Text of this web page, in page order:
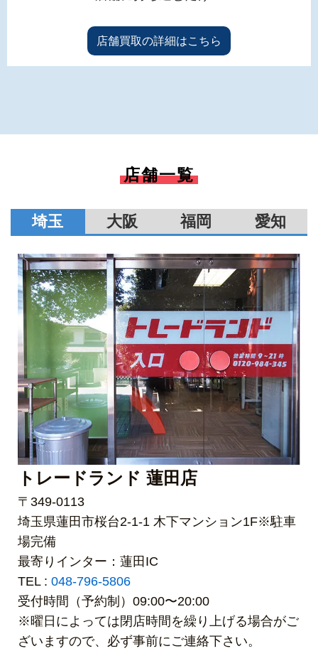
店舗買取の詳細はこちら
店舗一覧
埼玉 大阪 福岡 愛知
トレードランド 蓮田店
〒349-0113
埼玉県蓮田市桜台2-1-1 木下マンション1F※駐車
場完備
最寄りインター：蓮田IC
TEL : 048-796-5806
受付時間（予約制）09:00〜20:00
※曜日によっては閉店時間を繰り上げる場合がご
ざいますので、必ず事前にご連絡下さい。